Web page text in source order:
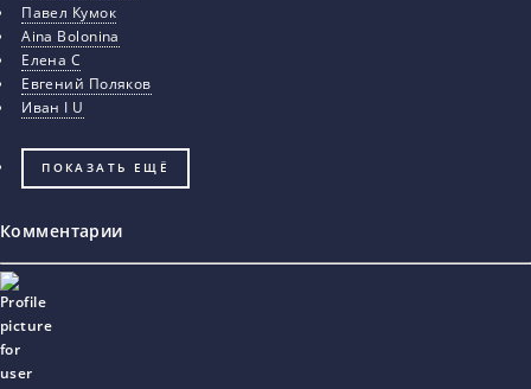
Павел Кумок
Aina Bolonina
Елена С
Евгений Поляков
Иван I U
ПОКАЗАТЬ ЕЩЁ
Комментарии